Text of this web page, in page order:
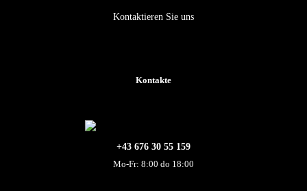
Kontaktieren Sie uns
Kontakte
+43 676 30 55 159
Mo-Fr: 8:00 do 18:00